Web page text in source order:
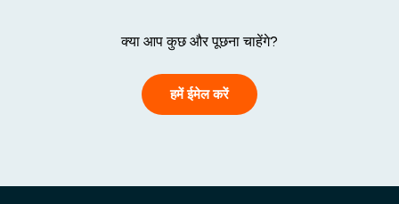
क्या आप कुछ और पूछना चाहेंगे?
हमें ईमेल करें